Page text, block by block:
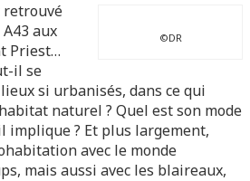
©DR
retrouvé
aux
Priest…
il se
si urbanisés, dans ce qui
naturel ? Quel est son mode
implique ? Et plus largement,
avec le monde
mais aussi avec les blaireaux,